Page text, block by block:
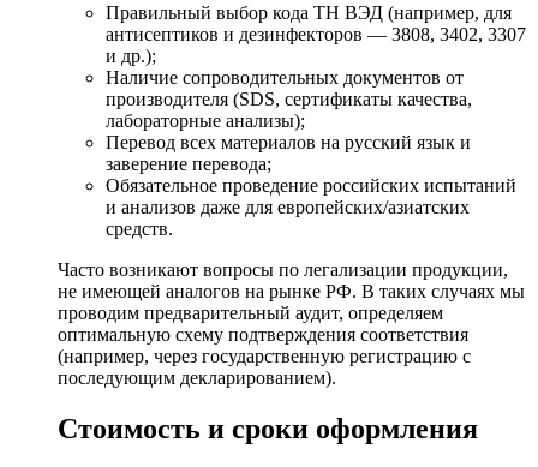
Правильный выбор кода ТН ВЭД (например, для
антисептиков и дезинфекторов — 3808, 3402, 3307
и др.);
Наличие сопроводительных документов от
производителя (SDS, сертификаты качества,
лабораторные анализы);
Перевод всех материалов на русский язык и
заверение перевода;
Обязательное проведение российских испытаний
и анализов даже для европейских/азиатских
средств.
Часто возникают вопросы по легализации продукции,
не имеющей аналогов на рынке РФ. В таких случаях мы
проводим предварительный аудит, определяем
оптимальную схему подтверждения соответствия
(например, через государственную регистрацию с
последующим декларированием).
Стоимость и сроки оформления